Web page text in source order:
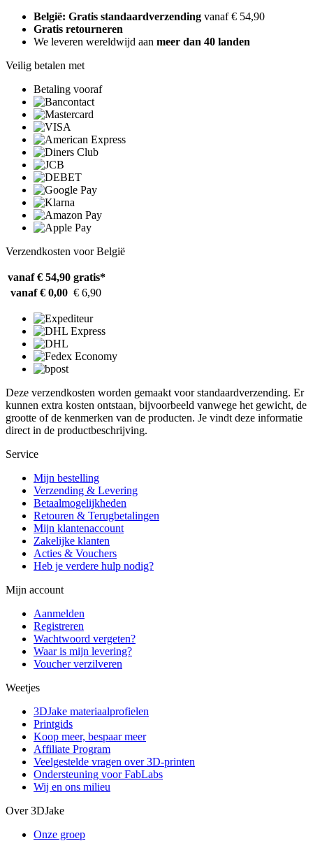
België: Gratis standaardverzending vanaf € 54,90
Gratis retourneren
We leveren wereldwijd aan meer dan 40 landen
Veilig betalen met
Betaling vooraf
Verzendkosten voor België
vanaf € 54,90 gratis*
vanaf € 0,00 € 6,90
Deze verzendkosten worden gemaakt voor standaardverzending. Er
kunnen extra kosten ontstaan, bijvoorbeeld vanwege het gewicht, de
grootte of de kenmerken van de producten. Je vindt deze informatie
direct in de productbeschrijving.
Service
Mijn bestelling
Verzending & Levering
Betaalmogelijkheden
Retouren & Terugbetalingen
Mijn klantenaccount
Zakelijke klanten
Acties & Vouchers
Heb je verdere hulp nodig?
Mijn account
Aanmelden
Registreren
Wachtwoord vergeten?
Waar is mijn levering?
Voucher verzilveren
Weetjes
3DJake materiaalprofielen
Printgids
Koop meer, bespaar meer
Affiliate Program
Veelgestelde vragen over 3D-printen
Ondersteuning voor FabLabs
Wij en ons milieu
Over 3DJake
Onze groep